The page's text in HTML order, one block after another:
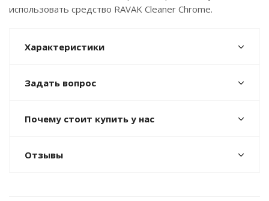
использовать средство RAVAK Cleaner Chrome.
Характеристики
Задать вопрос
Почему стоит купить у нас
Отзывы